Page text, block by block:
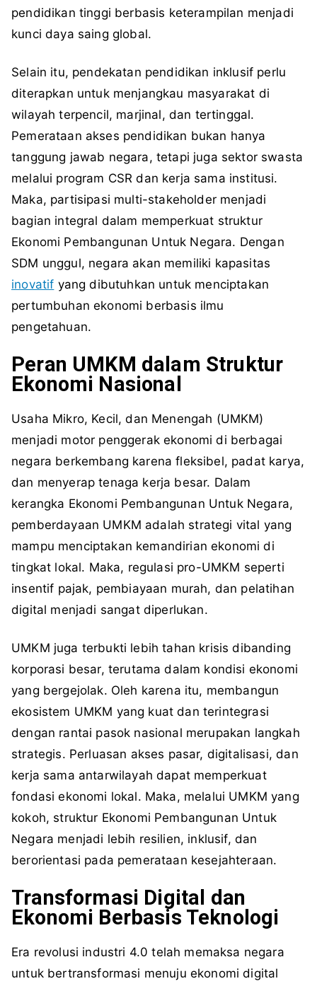
pendidikan tinggi berbasis keterampilan menjadi
kunci daya saing global.
Selain itu, pendekatan pendidikan inklusif perlu
diterapkan untuk menjangkau masyarakat di
wilayah terpencil, marjinal, dan tertinggal.
Pemerataan akses pendidikan bukan hanya
tanggung jawab negara, tetapi juga sektor swasta
melalui program CSR dan kerja sama institusi.
Maka, partisipasi multi-stakeholder menjadi
bagian integral dalam memperkuat struktur
Ekonomi Pembangunan Untuk Negara. Dengan
SDM unggul, negara akan memiliki kapasitas
inovatif yang dibutuhkan untuk menciptakan
pertumbuhan ekonomi berbasis ilmu
pengetahuan.
Peran UMKM dalam Struktur
Ekonomi Nasional
Usaha Mikro, Kecil, dan Menengah (UMKM)
menjadi motor penggerak ekonomi di berbagai
negara berkembang karena fleksibel, padat karya,
dan menyerap tenaga kerja besar. Dalam
kerangka Ekonomi Pembangunan Untuk Negara,
pemberdayaan UMKM adalah strategi vital yang
mampu menciptakan kemandirian ekonomi di
tingkat lokal. Maka, regulasi pro-UMKM seperti
insentif pajak, pembiayaan murah, dan pelatihan
digital menjadi sangat diperlukan.
UMKM juga terbukti lebih tahan krisis dibanding
korporasi besar, terutama dalam kondisi ekonomi
yang bergejolak. Oleh karena itu, membangun
ekosistem UMKM yang kuat dan terintegrasi
dengan rantai pasok nasional merupakan langkah
strategis. Perluasan akses pasar, digitalisasi, dan
kerja sama antarwilayah dapat memperkuat
fondasi ekonomi lokal. Maka, melalui UMKM yang
kokoh, struktur Ekonomi Pembangunan Untuk
Negara menjadi lebih resilien, inklusif, dan
berorientasi pada pemerataan kesejahteraan.
Transformasi Digital dan
Ekonomi Berbasis Teknologi
Era revolusi industri 4.0 telah memaksa negara
untuk bertransformasi menuju ekonomi digital